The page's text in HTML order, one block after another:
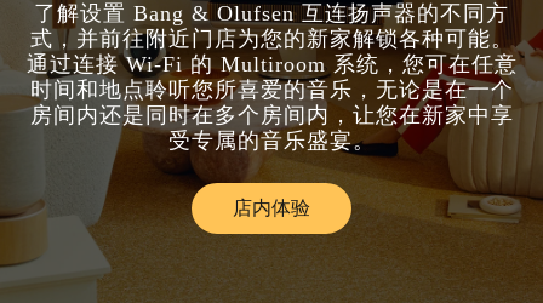
了解设置 Bang & Olufsen 互连扬声器的不同方
式，并前往附近门店为您的新家解锁各种可能。
通过连接 Wi-Fi 的 Multiroom 系统，您可在任意
时间和地点聆听您所喜爱的音乐，无论是在一个
房间内还是同时在多个房间内，让您在新家中享
受专属的音乐盛宴。
店内体验
Link Opens in New Tab